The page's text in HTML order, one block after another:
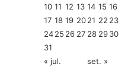
10 11 12 13 14 15 16
17 18 19 2021 22 23
2425 26 27 28 2930
31
« jul.
set. »